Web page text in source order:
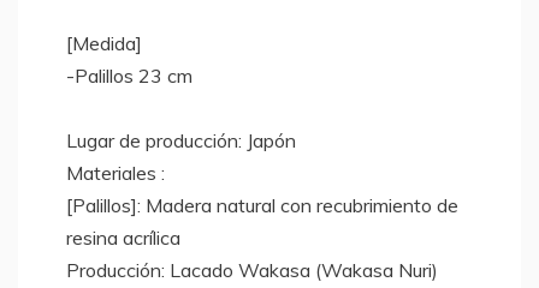
[Medida]
-Palillos 23 cm
Lugar de producción: Japón
Materiales :
[Palillos]: Madera natural con recubrimiento de
resina acrílica
Producción: Lacado Wakasa (Wakasa Nuri)